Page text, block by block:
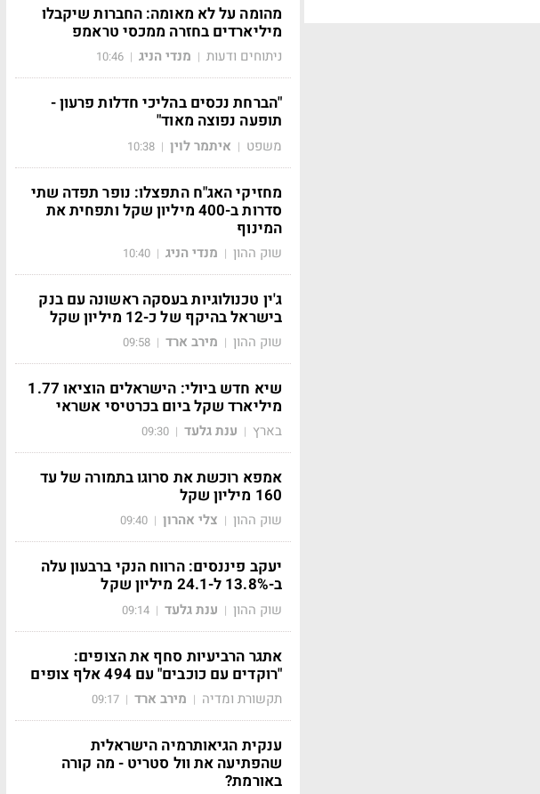
מהומה על לא מאומה: החברות שיקבלו
מיליארדים בחזרה ממכסי טראמפ
ניתוחים ודעות | מנדי הניג |
10:46
"הברחת נכסים בהליכי חדלות פרעון -
תופעה נפוצה מאוד"
משפט | איתמר לוין |
10:38
מחזיקי האג"ח התפצלו: נופר תפדה שתי
סדרות ב-400 מיליון שקל ותפחית את
המינוף
שוק ההון | מנדי הניג |
10:40
ג'ין טכנולוגיות בעסקה ראשונה עם בנק
בישראל בהיקף של כ-12 מיליון שקל
שוק ההון | מירב ארד |
09:58
שיא חדש ביולי: הישראלים הוציאו 1.77
מיליארד שקל ביום בכרטיסי אשראי
בארץ | ענת גלעד |
09:30
אמפא רוכשת את סרוגו בתמורה של עד
160 מיליון שקל
שוק ההון | צלי אהרון |
09:40
יעקב פיננסים: הרווח הנקי ברבעון עלה
ב-13.8% ל-24.1 מיליון שקל
שוק ההון | ענת גלעד |
09:14
אתגר הרביעיות סחף את הצופים:
"רוקדים עם כוכבים" עם 494 אלף צופים
תקשורת ומדיה | מירב ארד |
09:17
ענקית הגיאותרמיה הישראלית
שהפתיעה את וול סטריט - מה קורה
באורמת?